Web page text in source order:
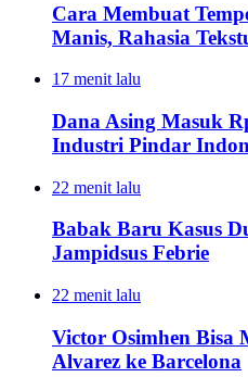
Cara Membuat
Manis, Rahasia
17 menit lalu
Dana Asing Masuk
Industri Pindar
22 menit lalu
Babak Baru Kasus
Jampidsus Febrie
22 menit lalu
Victor Osimhen Bisa
Alvarez ke Barcelona